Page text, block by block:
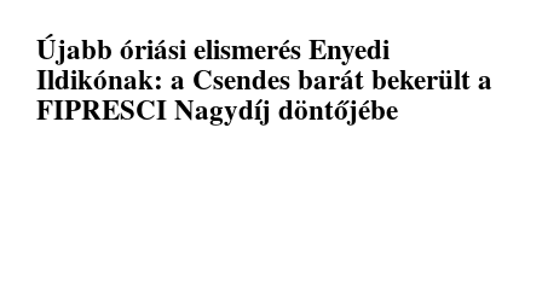
Újabb óriási elismerés Enyedi
Ildikónak: a Csendes barát bekerült a
FIPRESCI Nagydíj döntőjébe